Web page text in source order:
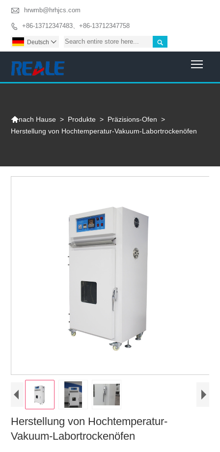
 hrwmb@hrhjcs.com
 +86-13712347483、+86-13712347758

Deutsch 
nach Hause > Produkte > Präzisions-Ofen >
Herstellung von Hochtemperatur-Vakuum-Labortrockenöfen
Herstellung von Hochtemperatur-
Vakuum-Labortrockenöfen